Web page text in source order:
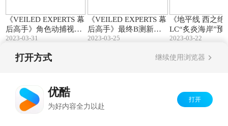
《VEILED EXPERTS 幕
后高手》角色动捕视频
公开
2023-03-31
《VEILED EXPERTS 幕
后高手》最终B测新预
告片
2023-03-25
《地平线 西之绝
LC“炙炎海岸”预
2023-03-22
打开方式 继续使用浏览器
优酷
为好内容全力以赴
打开